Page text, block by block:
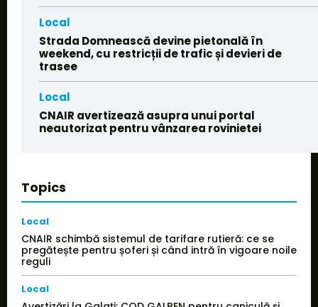
Local
Strada Domnească devine pietonală în
weekend, cu restricții de trafic și devieri de
trasee
Local
CNAIR avertizează asupra unui portal
neautorizat pentru vânzarea rovinietei
Topics
Local
CNAIR schimbă sistemul de tarifare rutieră: ce se
pregătește pentru șoferi și când intră în vigoare noile
reguli
Local